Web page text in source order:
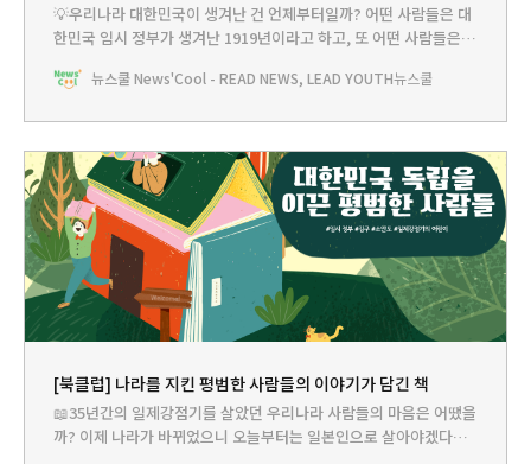
💡우리나라 대한민국이 생겨난 건 언제부터일까? 어떤 사람들은 대
한민국 임시 정부가 생겨난 1919년이라고 하고, 또 어떤 사람들은
이 맞는지 알아보려면 대한민국 임시 정부가 뭔지부터 알아야겠지?
뉴스쿨 News'Cool - READ NEWS, LEAD YOUTH뉴스쿨
[북클럽] 나라를 지킨 평범한 사람들의 이야기가 담긴 책
📖35년간의 일제강점기를 살았던 우리나라 사람들의 마음은 어땠을
까? 이제 나라가 바뀌었으니 오늘부터는 일본인으로 살아야겠다고